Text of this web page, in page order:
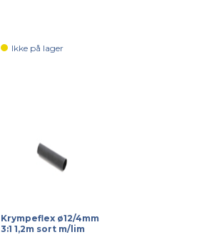
Ikke på lager
Krympeflex ø12/4mm
3:1 1,2m sort m/lim